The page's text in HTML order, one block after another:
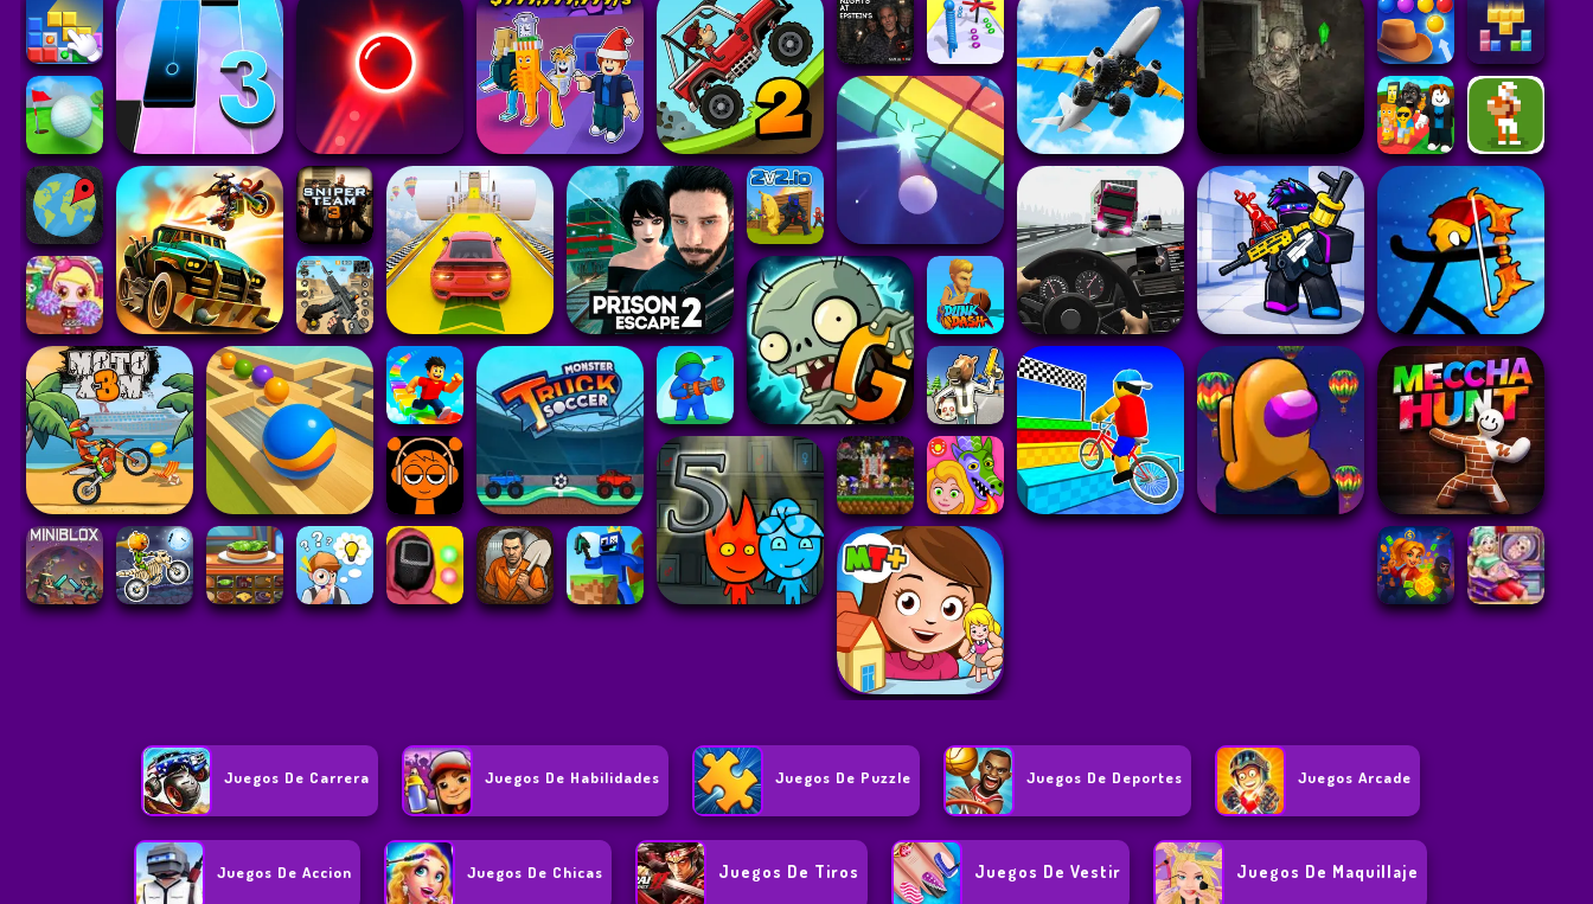
Juegos De Carrera Juegos De Habilidades Juegos De Puzzle Juegos De Deportes Juegos Arcade
Juegos De Accion Juegos De Chicas Juegos De Tiros Juegos De Vestir Juegos De Maquillaje